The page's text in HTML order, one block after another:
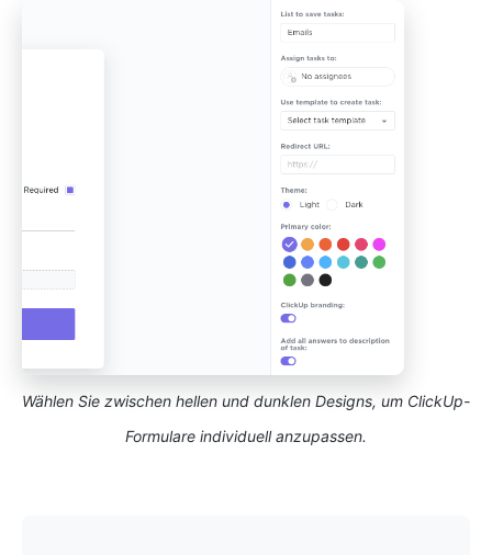
Wählen Sie zwischen hellen und dunklen Designs, um ClickUp-
Formulare individuell anzupassen.